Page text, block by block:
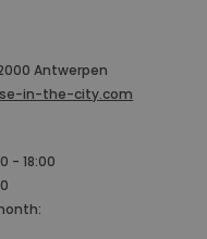
Antwerpen
in-the-city.com
- 18:00